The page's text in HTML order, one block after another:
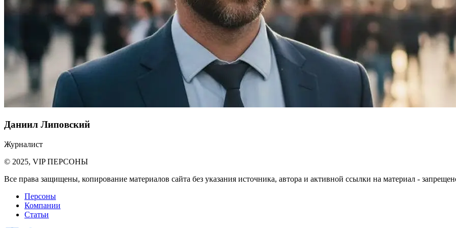
Даниил Липовский
Журналист
© 2025, VIP ПЕРСОНЫ
Все права защищены, копирование материалов сайта без указания источника, автора и активной ссылки на материал -
Персоны
Компании
Статьи